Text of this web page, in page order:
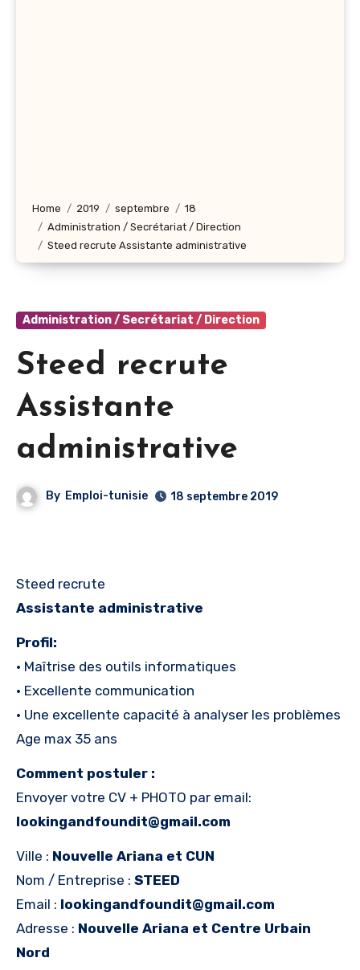
Home 2019 septembre
18
Administration / Secrétariat / Direction
Steed recrute Assistante administrative
Administration / Secrétariat / Direction
Steed recrute
Assistante
administrative
By Emploi-tunisie 18 septembre 2019
Steed recrute
Assistante administrative
Profil:
• Maîtrise des outils informatiques
• Excellente communication
• Une excellente capacité à analyser les problèmes
Age max 35 ans
Comment postuler :
Envoyer votre CV + PHOTO par email:
lookingandfoundit@gmail.com
Ville : Nouvelle Ariana et CUN
Nom / Entreprise : STEED
Email : lookingandfoundit@gmail.com
Adresse : Nouvelle Ariana et Centre Urbain
Nord